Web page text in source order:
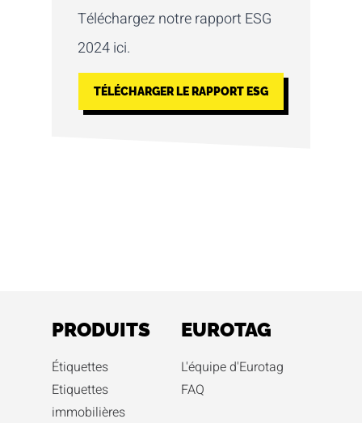
Téléchargez notre rapport ESG
2024 ici.
TÉLÉCHARGER LE RAPPORT ESG
PRODUITS
Étiquettes
Etiquettes
immobilières
EUROTAG
L'équipe d'Eurotag
FAQ